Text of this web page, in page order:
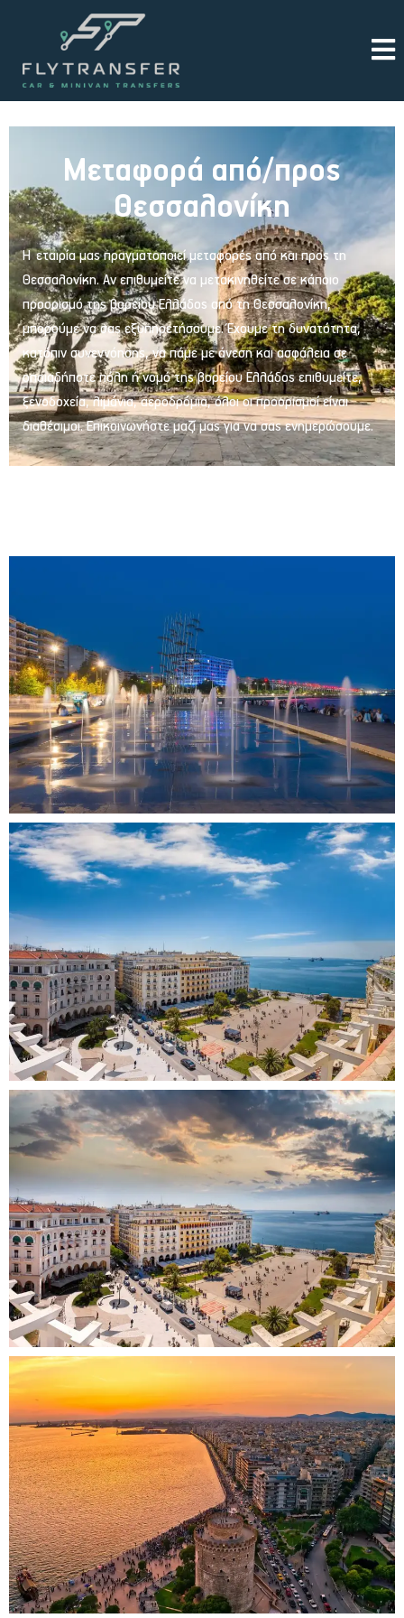
Μεταφορά από/προς
Θεσσαλονίκη
Η εταιρία μας πραγματοποιεί μεταφορές από και προς τη
Θεσσαλονίκη. Αν επιθυμείτε να μετακινηθείτε σε κάποιο
προορισμό της βορείου Ελλάδος από τη Θεσσαλονίκη,
μπορούμε να σας εξυπηρετήσουμε. Έχουμε τη δυνατότητα,
κατόπιν συνεννόησης, να πάμε με άνεση και ασφάλεια σε
οποιαδήποτε πόλη ή νομό της βορείου Ελλάδος επιθυμείτε,
ξενοδοχεία, λιμάνια, αεροδρόμια, όλοι οι προορισμοί είναι
διαθέσιμοι. Επικοινωνήστε μαζί μας για να σας ενημερώσουμε.